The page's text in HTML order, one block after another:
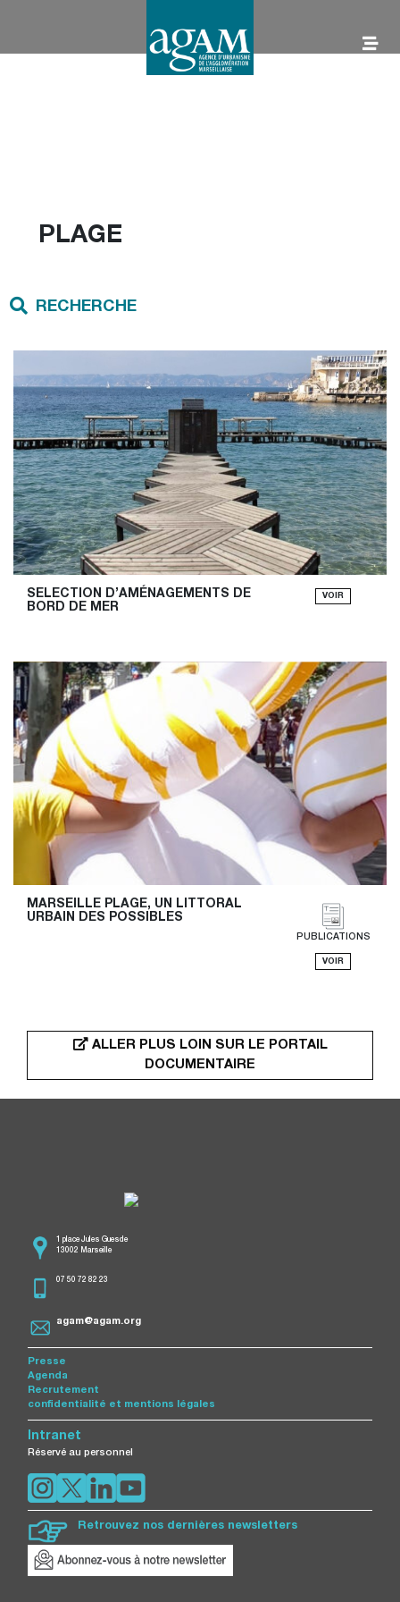
AGAM
PLAGE
RECHERCHE
SELECTION D’AMÉNAGEMENTS DE
BORD DE MER
VOIR
MARSEILLE PLAGE, UN LITTORAL
URBAIN DES POSSIBLES
PUBLICATIONS
VOIR
ALLER PLUS LOIN SUR LE PORTAIL
DOCUMENTAIRE
1 place Jules Guesde
13002 Marseille
07 50 72 82 23
agam@agam.org
Presse
Agenda
Recrutement
confidentialité et mentions légales
Intranet
Réservé au personnel
Retrouvez nos dernières newsletters